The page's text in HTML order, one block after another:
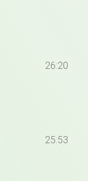
26:20
25:53